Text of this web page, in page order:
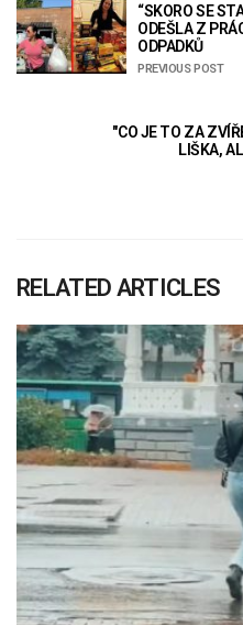
“SKORO SE
ODEŠLA Z
ODPADKŮ
PREVIOUS POST
"CO JE TO ZA
LIŠKA,
RELATED ARTICLES